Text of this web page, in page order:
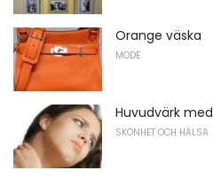
Orange väska
MODE
Huvudvärk
SKÖNHET OCH HÄLSA